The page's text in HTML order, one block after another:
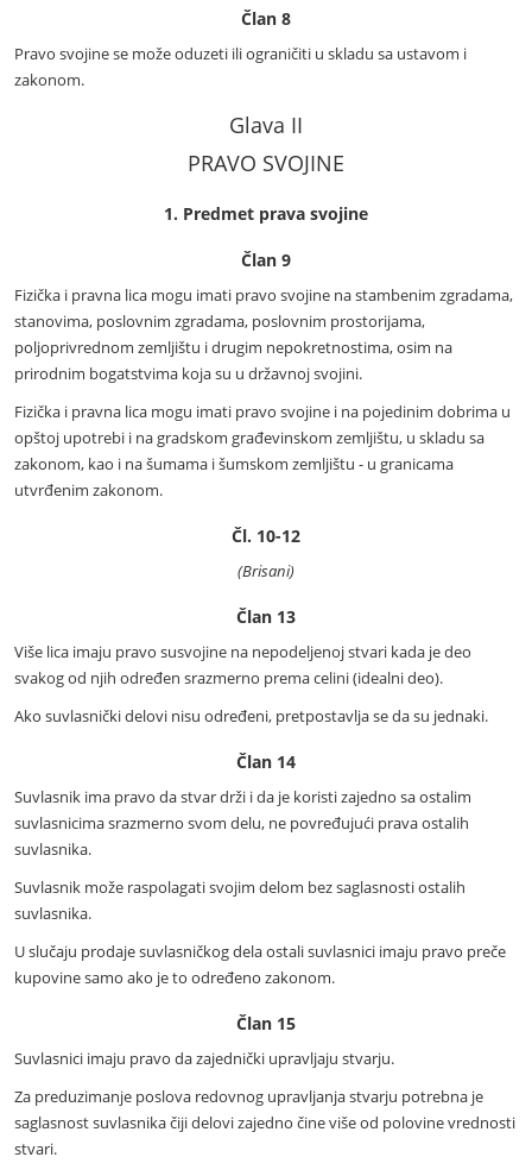
Član 8
Pravo svojine se može oduzeti ili ograničiti u skladu sa ustavom i
zakonom.
Glava II
PRAVO SVOJINE
1. Predmet prava svojine
Član 9
Fizička i pravna lica mogu imati pravo svojine na stambenim zgradama,
stanovima, poslovnim zgradama, poslovnim prostorijama,
poljoprivrednom zemljištu i drugim nepokretnostima, osim na
prirodnim bogatstvima koja su u državnoj svojini.
Fizička i pravna lica mogu imati pravo svojine i na pojedinim dobrima u
opštoj upotrebi i na gradskom građevinskom zemljištu, u skladu sa
zakonom, kao i na šumama i šumskom zemljištu - u granicama
utvrđenim zakonom.
Čl. 10-12
(Brisani)
Član 13
Više lica imaju pravo susvojine na nepodeljenoj stvari kada je deo
svakog od njih određen srazmerno prema celini (idealni deo).
Ako suvlasnički delovi nisu određeni, pretpostavlja se da su jednaki.
Član 14
Suvlasnik ima pravo da stvar drži i da je koristi zajedno sa ostalim
suvlasnicima srazmerno svom delu, ne povređujući prava ostalih
suvlasnika.
Suvlasnik može raspolagati svojim delom bez saglasnosti ostalih
suvlasnika.
U slučaju prodaje suvlasničkog dela ostali suvlasnici imaju pravo preče
kupovine samo ako je to određeno zakonom.
Član 15
Suvlasnici imaju pravo da zajednički upravljaju stvarju.
Za preduzimanje poslova redovnog upravljanja stvarju potrebna je
saglasnost suvlasnika čiji delovi zajedno čine više od polovine vrednosti
stvari.